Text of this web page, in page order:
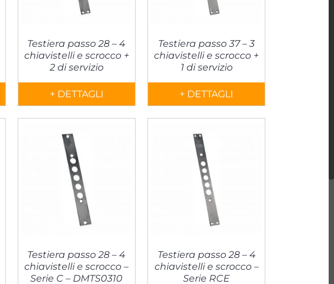
Testiera passo 28 – 4
chiavistelli e scrocco +
2 di servizio
+ DETTAGLI
Testiera passo 37 – 3
chiavistelli e scrocco +
1 di servizio
+ DETTAGLI
Testiera passo 28 – 4
chiavistelli e scrocco –
Serie C – DMTS0310
Testiera passo 28 – 4
chiavistelli e scrocco –
Serie RCE